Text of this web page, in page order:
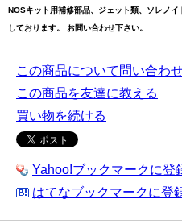
NOSキット用補修部品、ジェット類、ソレノ
しております。 お問い合わせ下さい。
この商品について問い合わ
この商品を友達に教える
買い物を続ける
Yahoo!ブックマークに登
はてなブックマークに登